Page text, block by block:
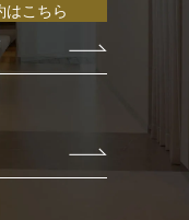
はこちら